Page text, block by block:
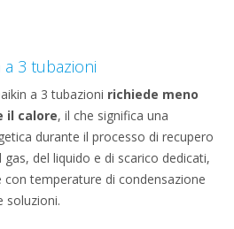
a 3 tubazioni
a 3 tubazioni richiede meno
il calore, il che significa una
durante il processo di recupero
gas, del liquido e di scarico dedicati,
temperature di condensazione
soluzioni.